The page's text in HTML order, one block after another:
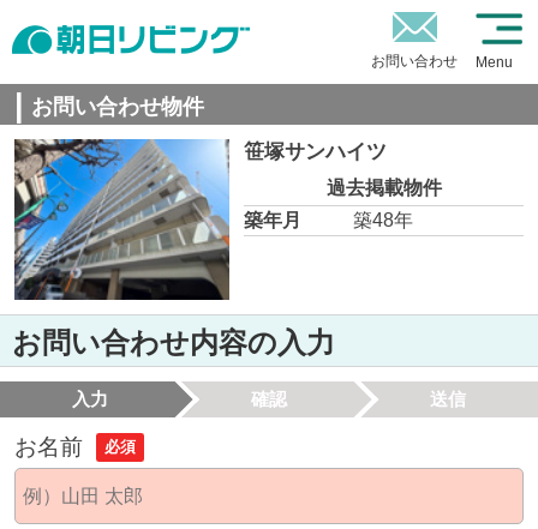
お問い合わせ Menu
お問い合わせ物件
笹塚サンハイツ
過去掲載物件
築年月
築48年
お問い合わせ内容の入力
入力 確認 送信
お名前 必須